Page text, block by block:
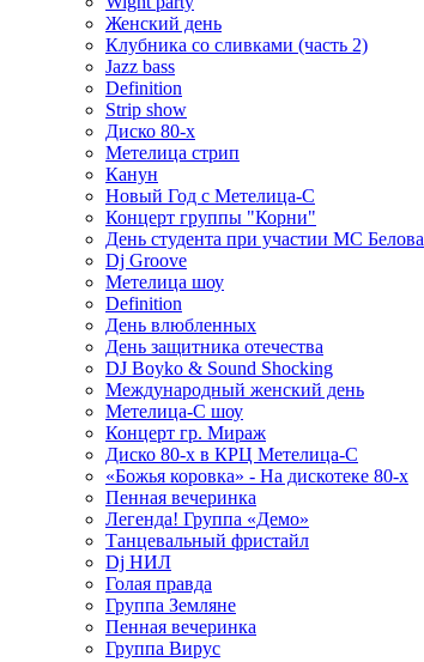
Женский день
Клубника со сливками (часть 2)
Jazz bass
Definition
Strip show
Диско 80-х
Метелица стрип
Канун
Новый Год с Метелица-С
Концерт группы "Корни"
День студента при участии МС Белова
Dj Groove
Метелица шоу
Definition
День влюбленных
День защитника отечества
DJ Boyko & Sound Shocking
Международный женский день
Метелица-С шоу
Концерт гр. Мираж
Диско 80-х в КРЦ Метелица-С
«Божья коровка» - На дискотеке 80-х
Пенная вечеринка
Легенда! Группа «Демо»
Танцевальный фристайл
Dj НИЛ
Голая правда
Группа Земляне
Пенная вечеринка
Группа Вирус